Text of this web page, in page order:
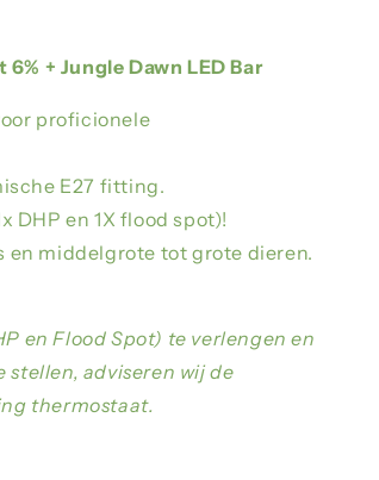
+ Jungle Dawn LED Bar
proficionele
E27 fitting.
DHP en 1X flood spot)!
en middelgrote tot grote dieren.
en Flood Spot) te verlengen en
adviseren wij de
thermostaat.